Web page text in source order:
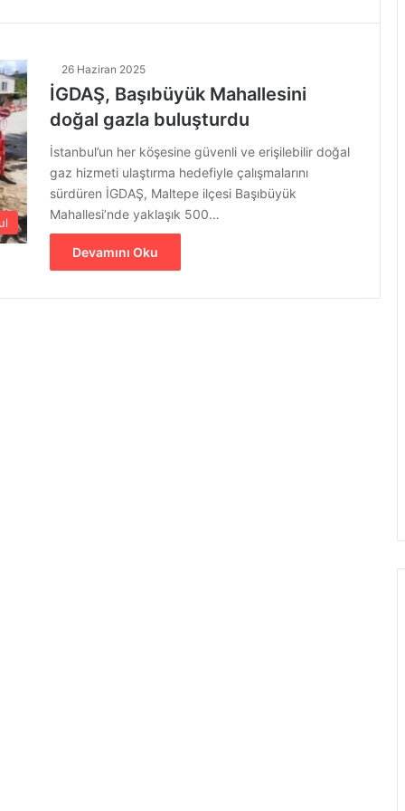
26 Haziran 2025
İGDAŞ, Başıbüyük Mahallesini
doğal gazla buluşturdu
İstanbul’un her köşesine güvenli ve erişilebilir doğal
gaz hizmeti ulaştırma hedefiyle çalışmalarını
sürdüren İGDAŞ, Maltepe ilçesi Başıbüyük
Mahallesi’nde yaklaşık 500…
Devamını Oku